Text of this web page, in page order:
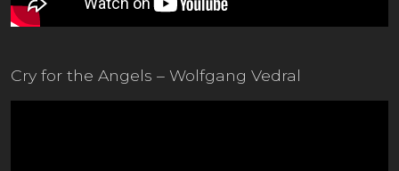
Cry for the Angels – Wolfgang Vedral